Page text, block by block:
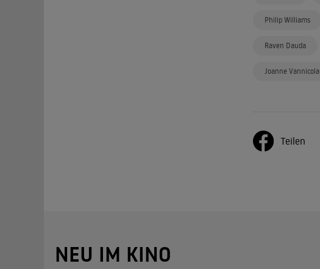
Philip Williams
Raven Dauda
Joanne Vannicola
Teilen
NEU IM KINO